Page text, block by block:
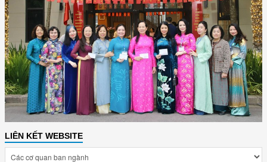
LIÊN KẾT WEBSITE